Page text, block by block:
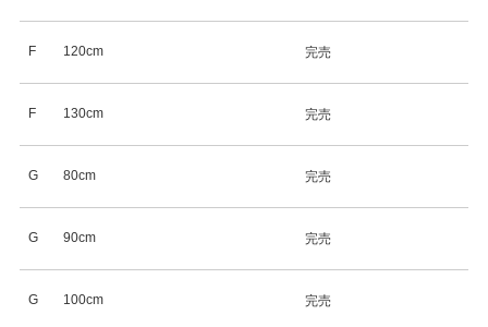
F 120cm 完売
F 130cm 完売
G 80cm 完売
G 90cm 完売
G 100cm 完売